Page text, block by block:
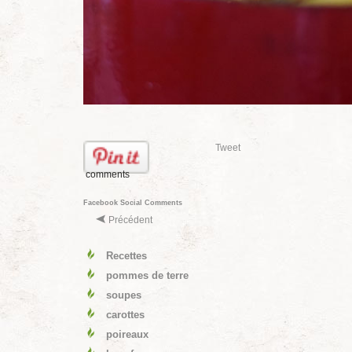
Tweet
comments
Facebook Social Comments
Précédent
Recettes
pommes de terre
soupes
carottes
poireaux